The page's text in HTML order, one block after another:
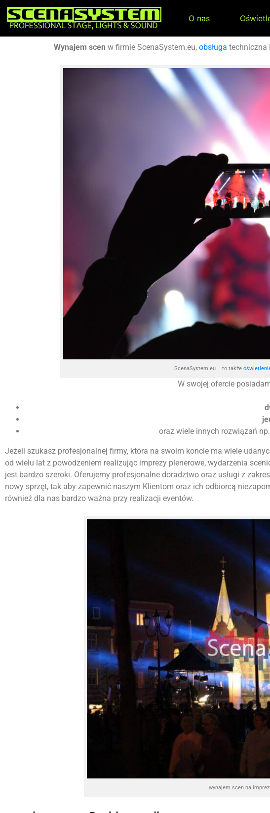
O nas
Wynajem scen w firmie ScenaSystem.eu, obsługa techniczna
ScenaSystem.eu – to także
W swojej ofercie
oraz wiele innych rozwiązań
Jeżeli szukasz profesjonalnej firmy, która na swoim koncie ma wiele
od wielu lat z powodzeniem realizując imprezy plenerowe, wydarzenia
jest bardzo szeroki. Oferujemy profesjonalne doradztwo oraz usługi z
nowy sprzęt, tak aby zapewnić naszym Klientom oraz ich odbiorcą
również dla nas bardzo ważna przy realizacji eventów.
wynajem scen na